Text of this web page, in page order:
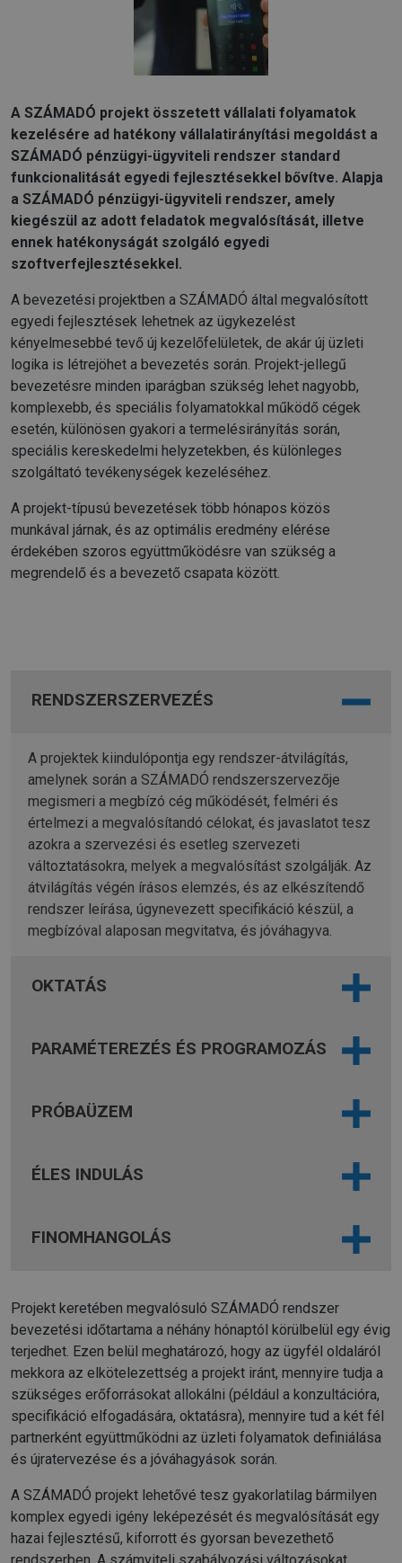
A SZÁMADÓ projekt összetett vállalati folyamatok
kezelésére ad hatékony vállalatirányítási megoldást a
SZÁMADÓ pénzügyi-ügyviteli rendszer standard
funkcionalitását egyedi fejlesztésekkel bővítve. Alapja
a SZÁMADÓ pénzügyi-ügyviteli rendszer, amely
kiegészül az adott feladatok megvalósítását, illetve
ennek hatékonyságát szolgáló egyedi
szoftverfejlesztésekkel.
A bevezetési projektben a SZÁMADÓ által megvalósított
egyedi fejlesztések lehetnek az ügykezelést
kényelmesebbé tevő új kezelőfelületek, de akár új üzleti
logika is létrejöhet a bevezetés során. Projekt-jellegű
bevezetésre minden iparágban szükség lehet nagyobb,
komplexebb, és speciális folyamatokkal működő cégek
esetén, különösen gyakori a termelésirányítás során,
speciális kereskedelmi helyzetekben, és különleges
szolgáltató tevékenységek kezeléséhez.
A projekt-típusú bevezetések több hónapos közös
munkával járnak, és az optimális eredmény elérése
érdekében szoros együttműködésre van szükség a
megrendelő és a bevezető csapata között.
RENDSZERSZERVEZÉS
A projektek kiindulópontja egy rendszer-átvilágítás,
amelynek során a SZÁMADÓ rendszerszervezője
megismeri a megbízó cég működését, felméri és
értelmezi a megvalósítandó célokat, és javaslatot tesz
azokra a szervezési és esetleg szervezeti
változtatásokra, melyek a megvalósítást szolgálják. Az
átvilágítás végén írásos elemzés, és az elkészítendő
rendszer leírása, úgynevezett specifikáció készül, a
megbízóval alaposan megvitatva, és jóváhagyva.
OKTATÁS
PARAMÉTEREZÉS ÉS PROGRAMOZÁS
PRÓBAÜZEM
ÉLES INDULÁS
FINOMHANGOLÁS
Projekt keretében megvalósuló SZÁMADÓ rendszer
bevezetési időtartama a néhány hónaptól körülbelül egy évig
terjedhet. Ezen belül meghatározó, hogy az ügyfél oldaláról
mekkora az elkötelezettség a projekt iránt, mennyire tudja a
szükséges erőforrásokat allokálni (például a konzultációra,
specifikáció elfogadására, oktatásra), mennyire tud a két fél
partnerként együttműködni az üzleti folyamatok definiálása
és újratervezése és a jóváhagyások során.
A SZÁMADÓ projekt lehetővé tesz gyakorlatilag bármilyen
komplex egyedi igény leképezését és megvalósítását egy
hazai fejlesztésű, kiforrott és gyorsan bevezethető